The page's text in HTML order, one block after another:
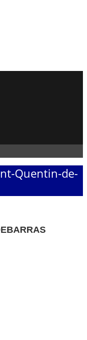
Quentin-de-